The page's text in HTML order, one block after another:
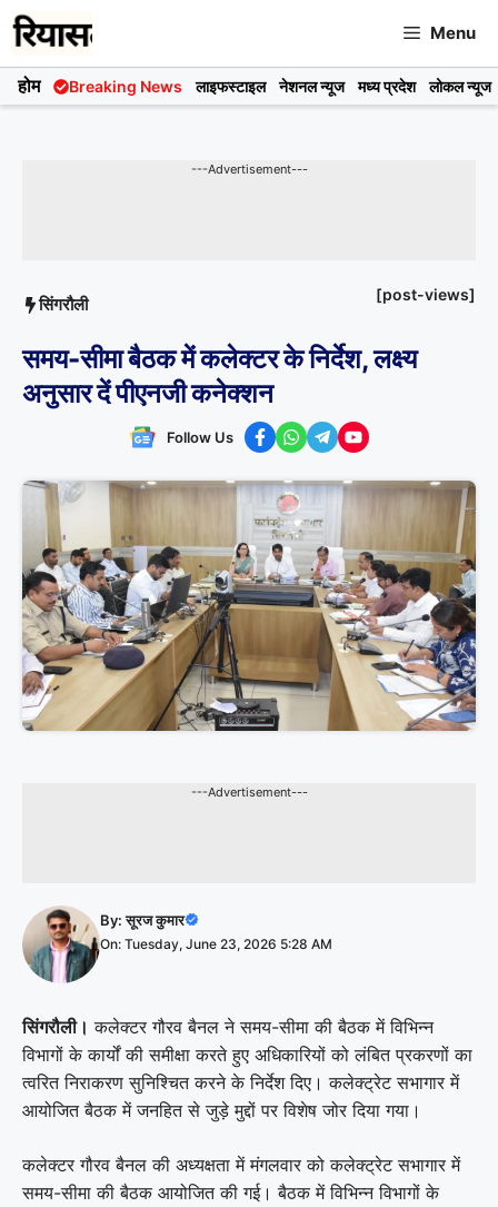
Skip
to
content
Menu
होम Breaking News लाइफस्टाइल नेशनल न्यूज मध्य प्रदेश लोकल न्यूज
---Advertisement---
सिंगरौली [post-views]
समय-सीमा बैठक में कलेक्टर के निर्देश, लक्ष्य
अनुसार दें पीएनजी कनेक्शन
Follow Us
---Advertisement---
By:सूरज कुमार
On: Tuesday, June 23, 2026 5:28 AM
सिंगरौली। कलेक्टर गौरव बैनल ने समय-सीमा की बैठक में विभिन्न
विभागों के कार्यों की समीक्षा करते हुए अधिकारियों को लंबित प्रकरणों का
त्वरित निराकरण सुनिश्चित करने के निर्देश दिए। कलेक्ट्रेट सभागार में
आयोजित बैठक में जनहित से जुड़े मुद्दों पर विशेष जोर दिया गया।
कलेक्टर गौरव बैनल की अध्यक्षता में मंगलवार को कलेक्ट्रेट सभागार में
समय-सीमा की बैठक आयोजित की गई। बैठक में विभिन्न विभागों के